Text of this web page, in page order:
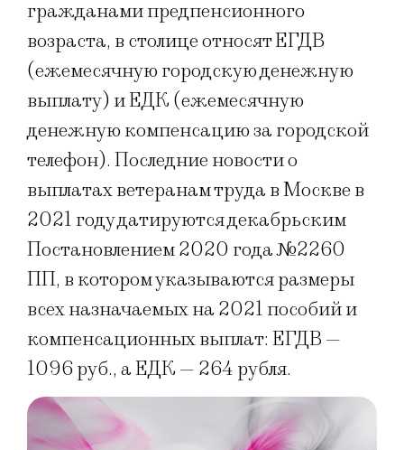
гражданами предпенсионного
возраста, в столице относят ЕГДВ
(ежемесячную городскую денежную
выплату) и ЕДК (ежемесячную
денежную компенсацию за городской
телефон). Последние новости о
выплатах ветеранам труда в Москве в
2021 году датируются декабрьским
Постановлением 2020 года №2260
ПП, в котором указываются размеры
всех назначаемых на 2021 пособий и
компенсационных выплат: ЕГДВ —
1096 руб., а ЕДК — 264 рубля.